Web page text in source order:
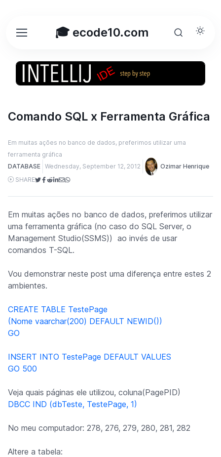
🎓 ecode10.com
Comando SQL x Ferramenta Gráfica
Em muitas ações no banco de dados, preferimos utilizar uma
ferramenta gráfica
DATABASE Wednesday, September 12, 2012
Ozimar Henrique
SHARE
Em muitas ações no banco de dados, preferimos utilizar
uma ferramenta gráfica (no caso do SQL Server, o
Management Studio(SSMS)) ao invés de usar
comandos T-SQL.
Vou demonstrar neste post uma diferença entre estes 2
ambientes.
CREATE TABLE TestePage
(Nome vaarchar(200) DEFAULT NEWID())
GO
INSERT INTO TestePage DEFAULT VALUES
GO 500
Veja quais páginas ele utilizou, coluna(PagePID)
DBCC IND (dbTeste, TestePage, 1)
No meu computador: 278, 276, 279, 280, 281, 282
Altere a tabela: